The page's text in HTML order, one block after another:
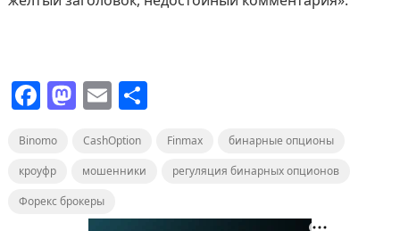
F
a
c
e
b
M
a
st
o
d
E
m
ai
l
О
а
Binomo CashOption Finmax
бинарные опционы
кроуфр
мошенники
регуляция бинарных опционов
Форекс брокеры